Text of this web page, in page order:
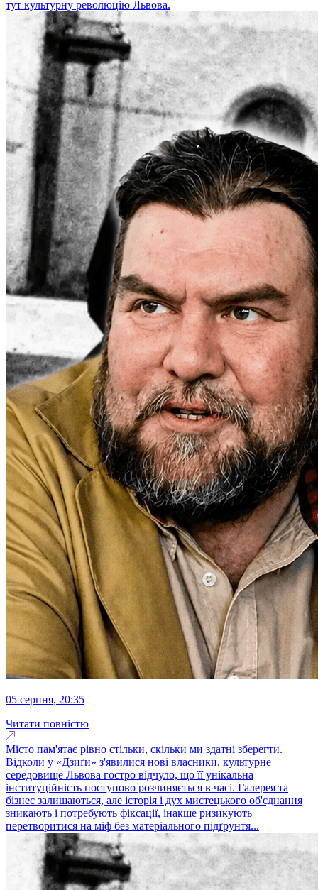
тут культурну революцію Львова.
05 серпня, 20:35
Читати повністю
Місто пам'ятає рівно стільки, скільки ми здатні зберегти.
Відколи у «Дзиґи» з'явилися нові власники, культурне
середовище Львова гостро відчуло, що її унікальна
інституційність поступово розчиняється в часі. Галерея та
бізнес залишаються, але історія і дух мистецького об'єднання
зникають і потребують фіксації, інакше ризикують
перетворитися на міф без матеріального підґрунтя...